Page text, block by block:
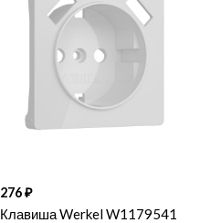
276
Клавиша Werkel W1179541